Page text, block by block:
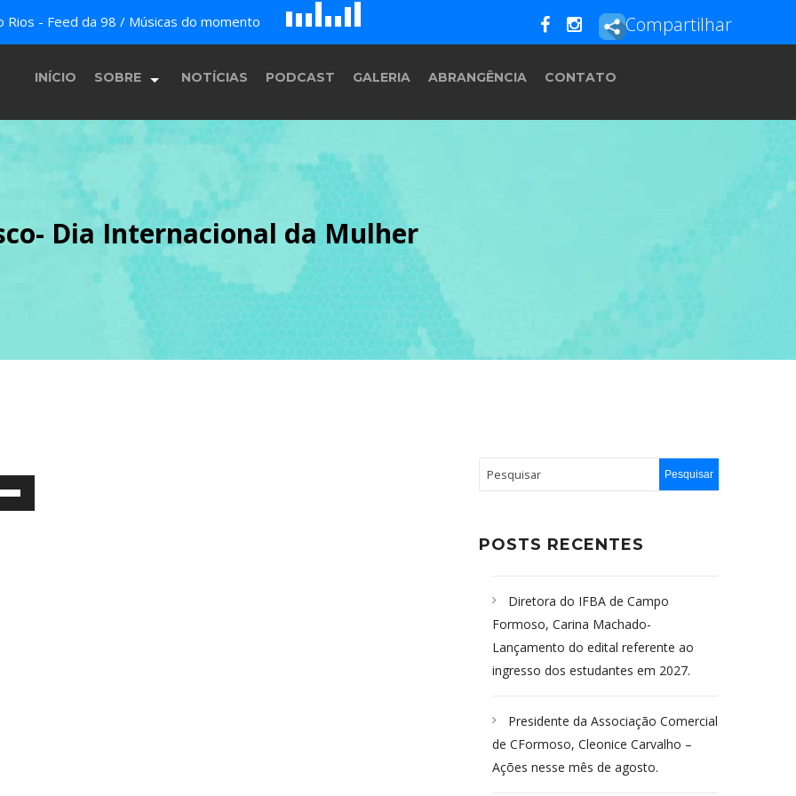
Rios - Feed da 98 / Músicas do momento B c
D
E F
H
Compartilhar
INÍCIO SOBRE
História
Equipe
Programação
NOTÍCIAS PODCAST GALERIA ABRANGÊNCIA CONTATO
Dia Internacional da Mulher
POSTS RECENTES
Diretora do IFBA de Campo
Formoso, Carina Machado-
Lançamento do edital referente ao
ingresso dos estudantes em 2027.
Presidente da Associação Comercial
de CFormoso, Cleonice Carvalho –
Ações nesse mês de agosto.